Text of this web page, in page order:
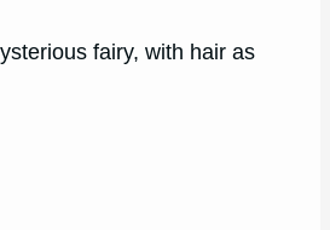
fairy, with hair as